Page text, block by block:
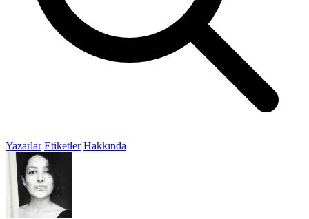
Yazarlar Etiketler Hakkında